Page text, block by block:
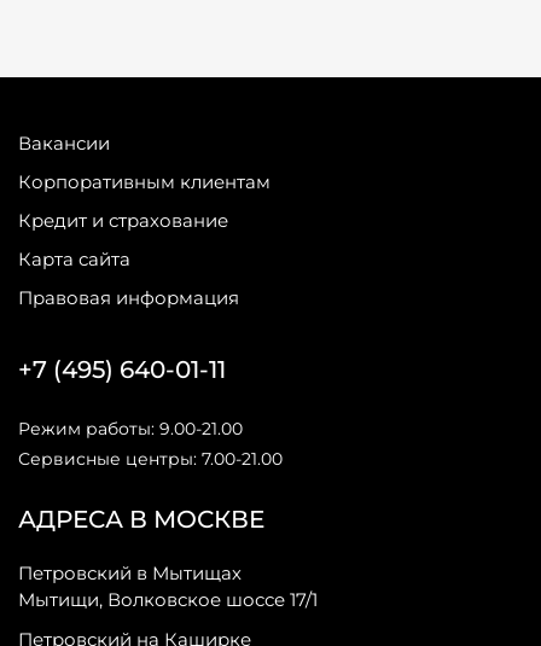
Вакансии
Корпоративным клиентам
Кредит и страхование
Карта сайта
Правовая информация
АДРЕСА В МОСКВЕ
Петровский в Мытищах
Мытищи, Волковское шоссе 17/1
Петровский на Каширке
+7 (495) 640-01-11
Режим работы: 9.00-21.00
Сервисные центры: 7.00-21.00